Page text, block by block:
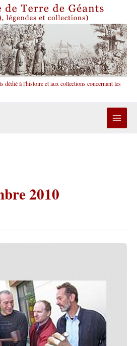
dédié à l'histoire et aux collections concernant les
2010